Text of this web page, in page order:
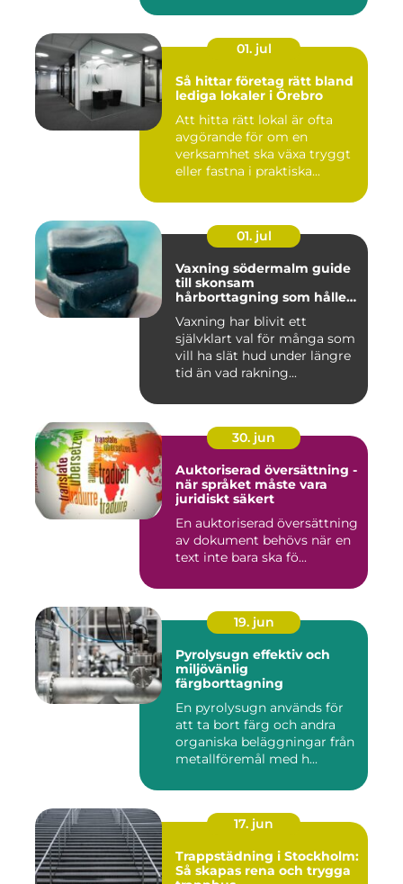
01. jul
Så hittar företag rätt bland
lediga lokaler i Örebro
Att hitta rätt lokal är ofta
avgörande för om en
verksamhet ska växa tryggt
eller fastna i praktiska...
01. jul
Vaxning södermalm guide
till skonsam
hårborttagning som håller
Vaxning har blivit ett
självklart val för många som
vill ha slät hud under längre
tid än vad rakning...
30. jun
Auktoriserad översättning -
när språket måste vara
juridiskt säkert
En auktoriserad översättning
av dokument behövs när en
text inte bara ska fö...
19. jun
Pyrolysugn effektiv och
miljövänlig
färgborttagning
En pyrolysugn används för
att ta bort färg och andra
organiska beläggningar från
metallföremål med h...
17. jun
Trappstädning i Stockholm:
Så skapas rena och trygga